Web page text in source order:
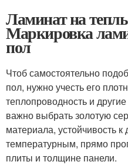
Ламинат на
Маркировка
пол
Чтоб самостоятельно
пол, нужно учесть его
теплопроводность и
важно выбрать золотую
материала, устойчивость
температурным, прямо
плиты и толщине панели.